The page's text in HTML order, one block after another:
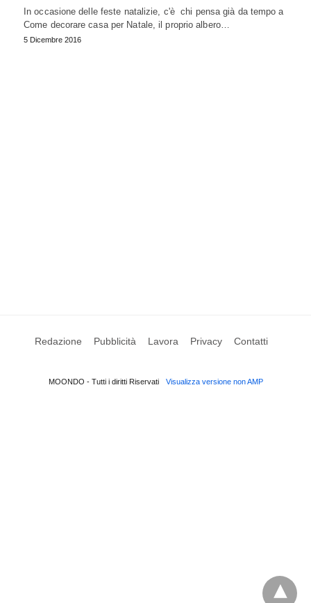
In occasione delle feste natalizie, c'è chi pensa già da tempo a
Come decorare casa per Natale, il proprio albero…
5 Dicembre 2016
Redazione Pubblicità Lavora Privacy Contatti
MOONDO - Tutti i diritti Riservati Visualizza versione non AMP